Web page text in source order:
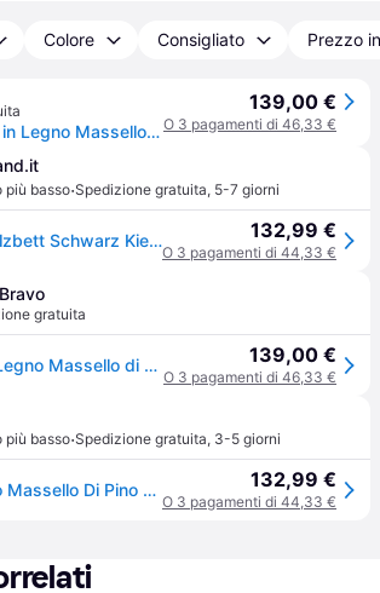
Colore Consigliato Prezzo
Giroletto Nero in Legno Massello di Pino 140x190 cm
139,00 €
O 3 pagamenti di 46,33 €
più basso·Spedizione gratuita, 5-7 giorni
vidaXL Massivholzbett Schwarz Kiefer 140x190 cm 132,99 €
O 3 pagamenti di 44,33 €
gratuita
Giroletto Nero in Legno Massello di Pino 140x190 cm 139,00 €
O 3 pagamenti di 46,33 €
più basso·Spedizione gratuita, 3-5 giorni
Giroletto In Legno Massello Di Pino Telaio Letto Misure/colori Diversi Vidaxl 132,99 €
O 3 pagamenti di 44,33 €